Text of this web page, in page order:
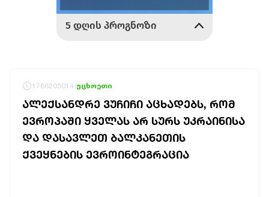
1786205014 უცხოეთი
ᲐᲚᲔᲥᲡᲐᲜᲓᲠᲔ ᲕᲣᲩᲘᲩᲘ ᲐᲪᲮᲐᲓᲔᲑᲡ, ᲠᲝᲛ
ᲔᲕᲠᲝᲞᲐᲨᲘ ᲧᲕᲔᲚᲐᲡ ᲐᲠ ᲡᲣᲠᲡ ᲣᲙᲠᲐᲘᲜᲘᲡᲐ
ᲓᲐ ᲓᲐᲡᲐᲕᲚᲔᲗ ᲑᲐᲚᲙᲐᲜᲔᲗᲘᲡ
ᲥᲕᲔᲧᲜᲔᲑᲘᲡ ᲔᲕᲠᲝᲘᲜᲢᲔᲒᲠᲐᲪᲘᲐ